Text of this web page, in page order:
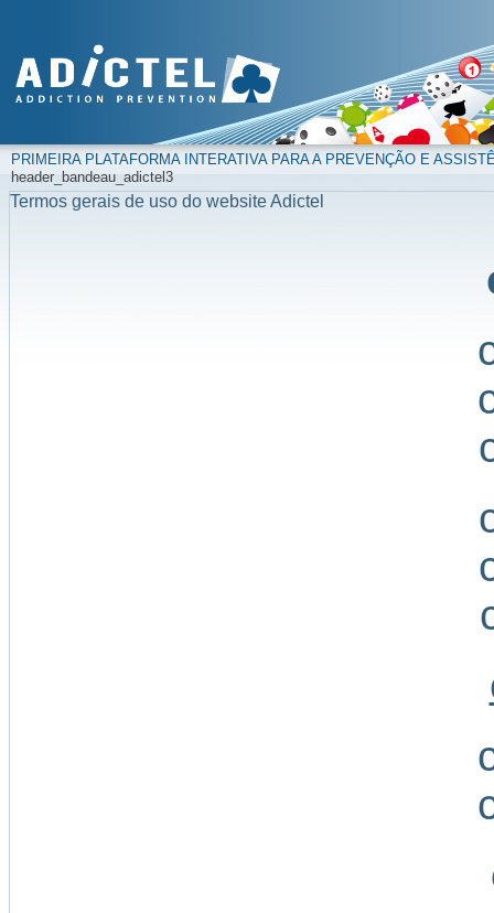
PRIMEIRA PLATAFORMA INTERATIVA PARA A PREVENÇÃO E
header_bandeau_adictel3
Termos gerais de uso do website Adictel